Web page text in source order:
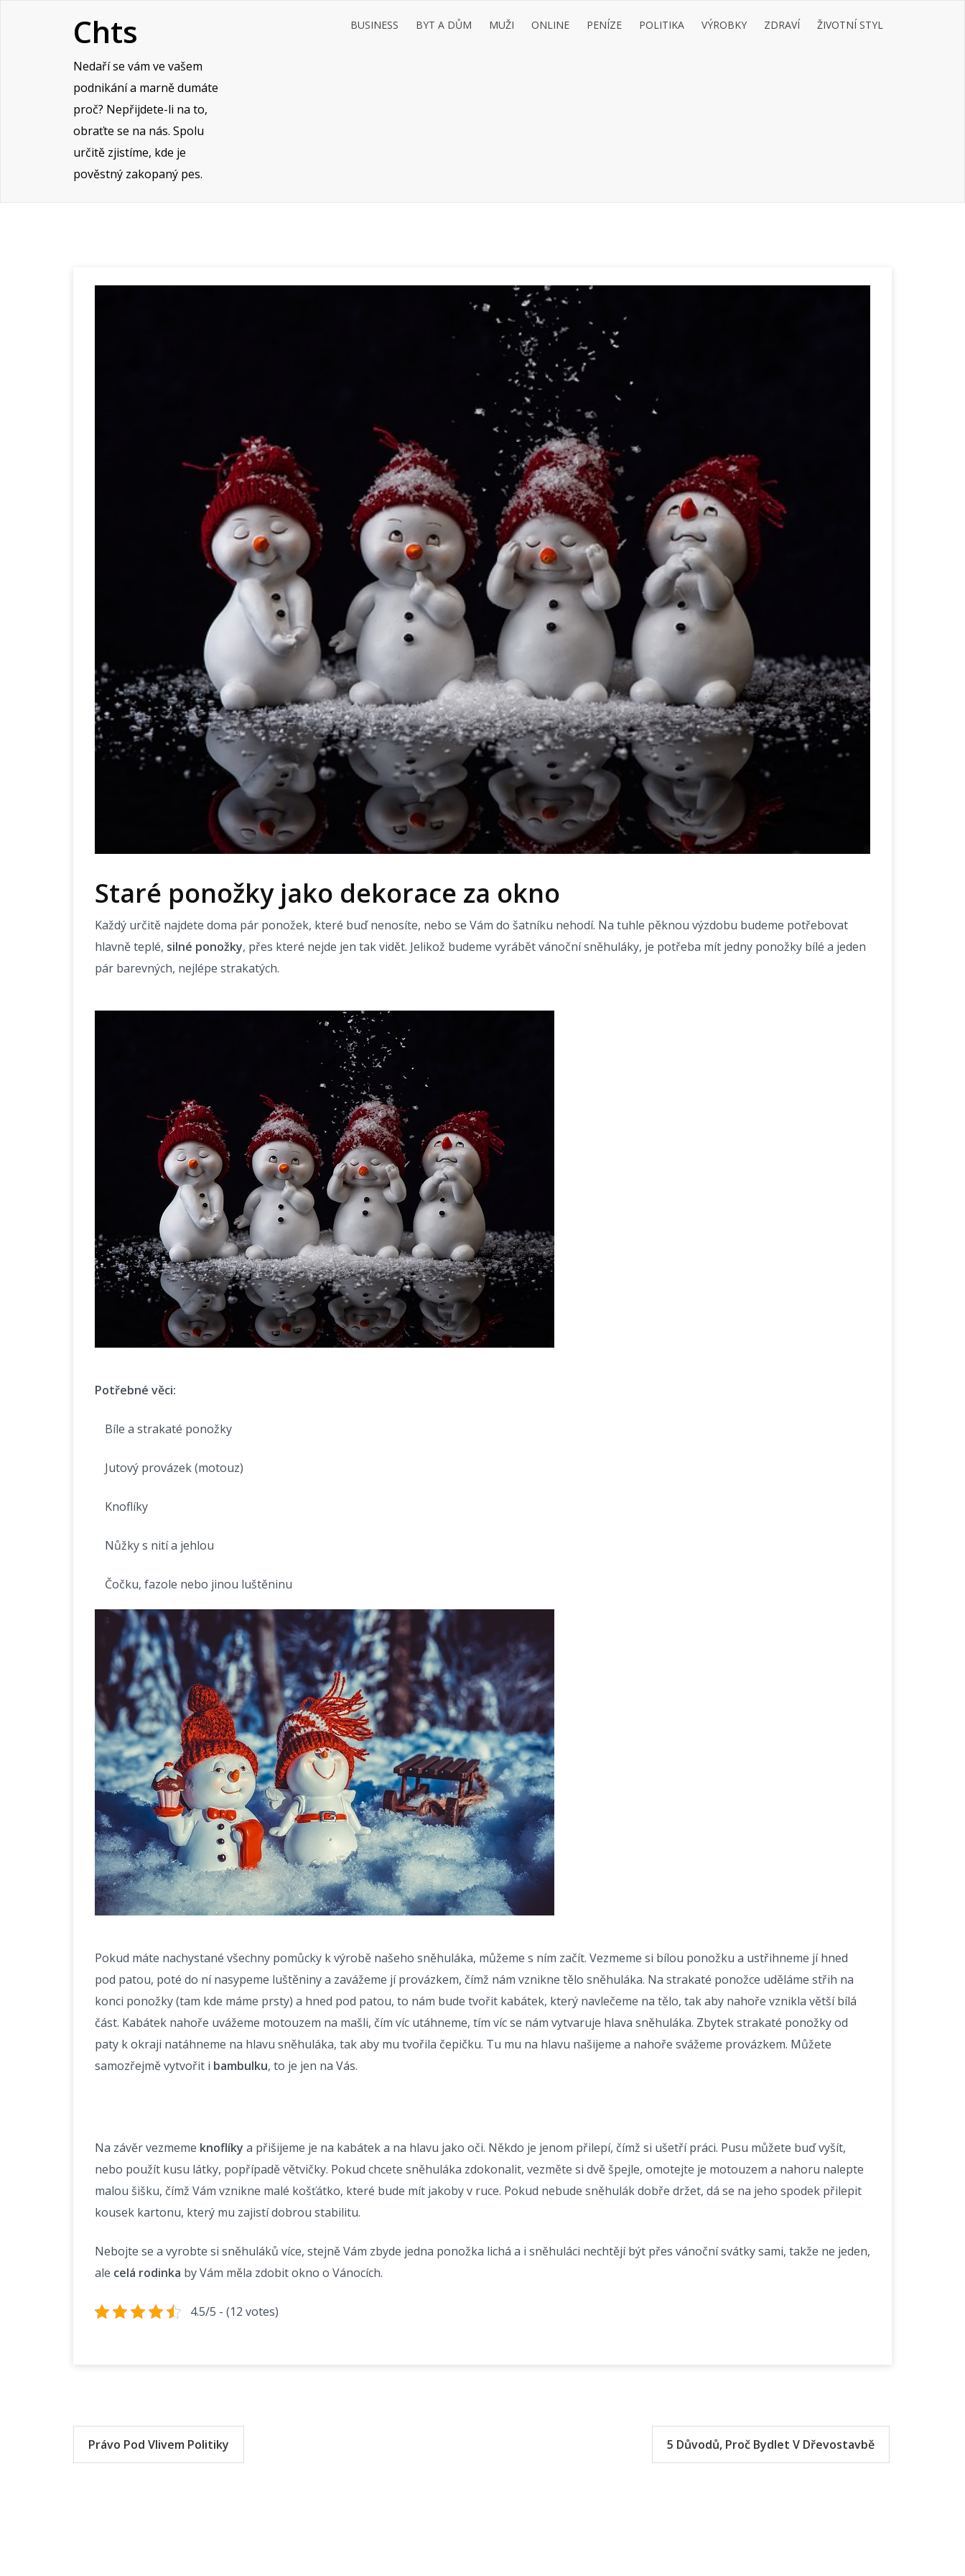
Chts
Nedaří se vám ve vašem
podnikání a marně dumáte
proč? Nepřijdete-li na to,
obraťte se na nás. Spolu
určitě zjistíme, kde je
pověstný zakopaný pes.
BUSINESS BYT A DŮM MUŽI ONLINE PENÍZE POLITIKA VÝROBKY ZDRAVÍ ŽIVOTNÍ STYL
Staré ponožky jako dekorace za okno
Každý určitě najdete doma pár ponožek, které buď nenosíte, nebo se Vám do šatníku nehodí. Na tuhle pěknou výzdobu budeme potřebovat
hlavně teplé, silné ponožky, přes které nejde jen tak vidět. Jelikož budeme vyrábět vánoční sněhuláky, je potřeba mít jedny ponožky bílé a jeden
pár barevných, nejlépe strakatých.
Potřebné věci:
Bíle a strakaté ponožky
Jutový provázek (motouz)
Knoflíky
Nůžky s nití a jehlou
Čočku, fazole nebo jinou luštěninu
Pokud máte nachystané všechny pomůcky k výrobě našeho sněhuláka, můžeme s ním začít. Vezmeme si bílou ponožku a ustřihneme jí hned
pod patou, poté do ní nasypeme luštěniny a zavážeme jí provázkem, čímž nám vznikne tělo sněhuláka. Na strakaté ponožce uděláme střih na
konci ponožky (tam kde máme prsty) a hned pod patou, to nám bude tvořit kabátek, který navlečeme na tělo, tak aby nahoře vznikla větší bílá
část. Kabátek nahoře uvážeme motouzem na mašli, čím víc utáhneme, tím víc se nám vytvaruje hlava sněhuláka. Zbytek strakaté ponožky od
paty k okraji natáhneme na hlavu sněhuláka, tak aby mu tvořila čepičku. Tu mu na hlavu našijeme a nahoře svážeme provázkem. Můžete
samozřejmě vytvořit i bambulku, to je jen na Vás.
Na závěr vezmeme knoflíky a přišijeme je na kabátek a na hlavu jako oči. Někdo je jenom přilepí, čímž si ušetří práci. Pusu můžete buď vyšít,
nebo použít kusu látky, popřípadě větvičky. Pokud chcete sněhuláka zdokonalit, vezměte si dvě špejle, omotejte je motouzem a nahoru nalepte
malou šišku, čímž Vám vznikne malé košťátko, které bude mít jakoby v ruce. Pokud nebude sněhulák dobře držet, dá se na jeho spodek přilepit
kousek kartonu, který mu zajistí dobrou stabilitu.
Nebojte se a vyrobte si sněhuláků více, stejně Vám zbyde jedna ponožka lichá a i sněhuláci nechtějí být přes vánoční svátky sami, takže ne jeden,
ale celá rodinka by Vám měla zdobit okno o Vánocích.
4.5/5 - (12 votes)
pro
příspěvek
Právo Pod Vlivem Politiky 5 Důvodů, Proč Bydlet V Dřevostavbě